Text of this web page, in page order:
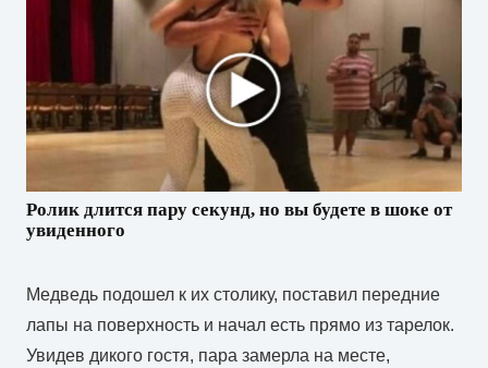
Ролик длится пару секунд, но вы будете в шоке от
увиденного
Медведь подошел к их столику, поставил передние
лапы на поверхность и начал есть прямо из тарелок.
Увидев дикого гостя, пара замерла на месте,